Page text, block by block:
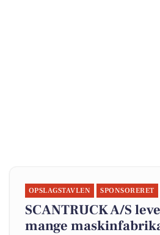
OPSLAGSTAVLEN SPONSORERET
SCANTRUCK A/S
mange